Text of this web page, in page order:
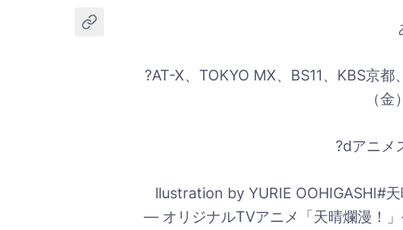
?AT-X、TOKYO MX、BS11、KBS京
（
?dアニメ
llustration by YURIE
— オリジナルTVアニメ「天晴爛漫！